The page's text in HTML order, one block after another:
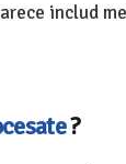
includ
?